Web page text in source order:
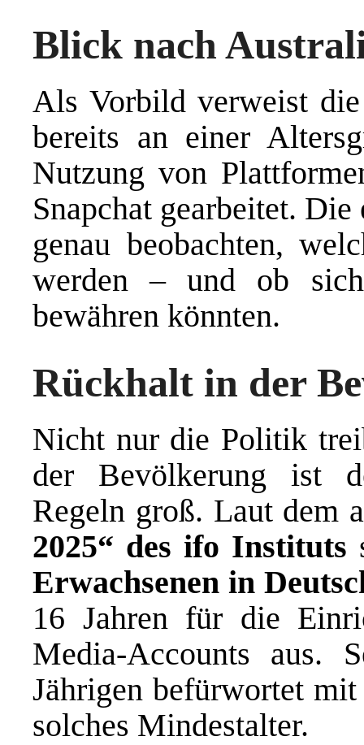
Blick nach
Als Vorbild verweist
bereits an einer
Nutzung von
Snapchat gearbeitet.
genau beobachten,
werden – und ob
bewähren könnten.
Rückhalt in der
Nicht nur die Politik
der Bevölkerung ist
Regeln groß. Laut dem
2025“ des ifo Instituts
Erwachsenen in
16 Jahren für die
Media-Accounts aus.
Jährigen befürwortet
solches Mindestalter.